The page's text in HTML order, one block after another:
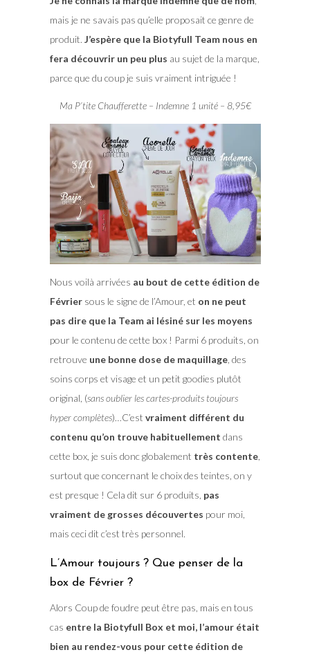
mais je ne savais pas qu’elle proposait ce genre de
produit. J’espère que la Biotyfull Team nous en
fera découvrir un peu plus au sujet de la marque,
parce que du coup je suis vraiment intriguée !
Ma P’tite Chaufferette – Indemne 1 unité – 8,95€
Nous voilà arrivées au bout de cette édition de
Févriersous le signe de l’Amour, et on ne peut
pas dire que la Team ai lésiné sur les moyens
pour le contenu de cette box ! Parmi 6 produits, on
retrouve une bonne dose de maquillage, des
soins corps et visage et un petit goodies plutôt
original, (sans oublier les cartes-produits toujours
hyper complètes)…C’est vraiment différent du
contenu qu’on trouve habituellement dans
cette box, je suis donc globalement très contente,
surtout que concernant le choix des teintes, on y
est presque ! Cela dit sur 6 produits, pas
vraiment de grosses découvertes pour moi,
mais ceci dit c’est très personnel.
L’Amour toujours ? Que penser de la
box de Février ?
Alors Coup de foudre peut être pas, mais en tous
cas entre la Biotyfull Box et moi, l’amour était
bien au rendez-vous pour cette édition de